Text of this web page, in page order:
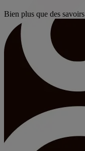
Bien plus que des savoirs